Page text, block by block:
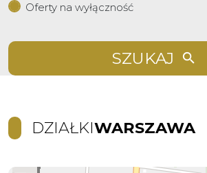
Oferty na wyłączność
SZUKAJ
DZIAŁKIWARSZAWA